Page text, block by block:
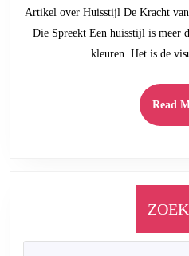
Artikel over Huisstijl De Kracht
Die Spreekt Een huisstijl is meer
kleuren. Het is de
Read